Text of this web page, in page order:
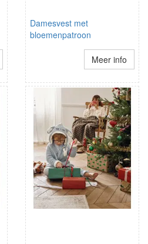
Damesvest met
bloemenpatroon
Meer info